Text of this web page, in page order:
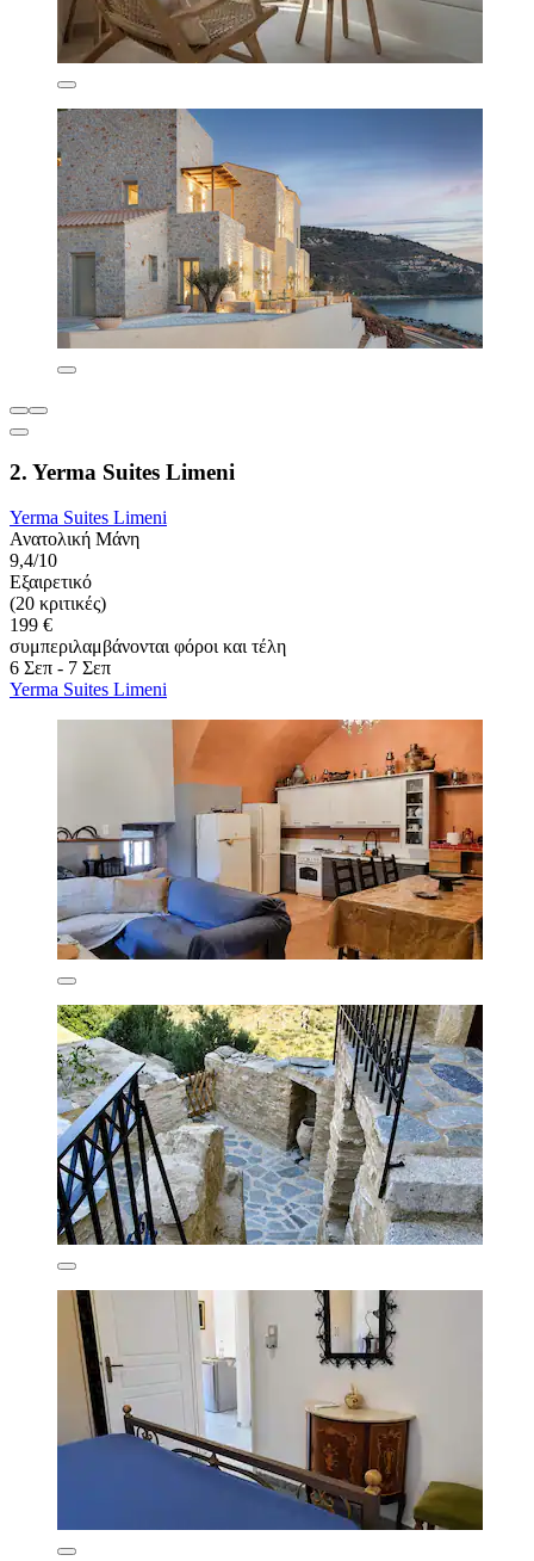
2. Yerma Suites Limeni
Yerma Suites Limeni
Ανατολική Μάνη
9,4/10
Εξαιρετικό
(20 κριτικές)
199 €
συμπεριλαμβάνονται φόροι και τέλη
6 Σεπ - 7 Σεπ
Yerma Suites Limeni